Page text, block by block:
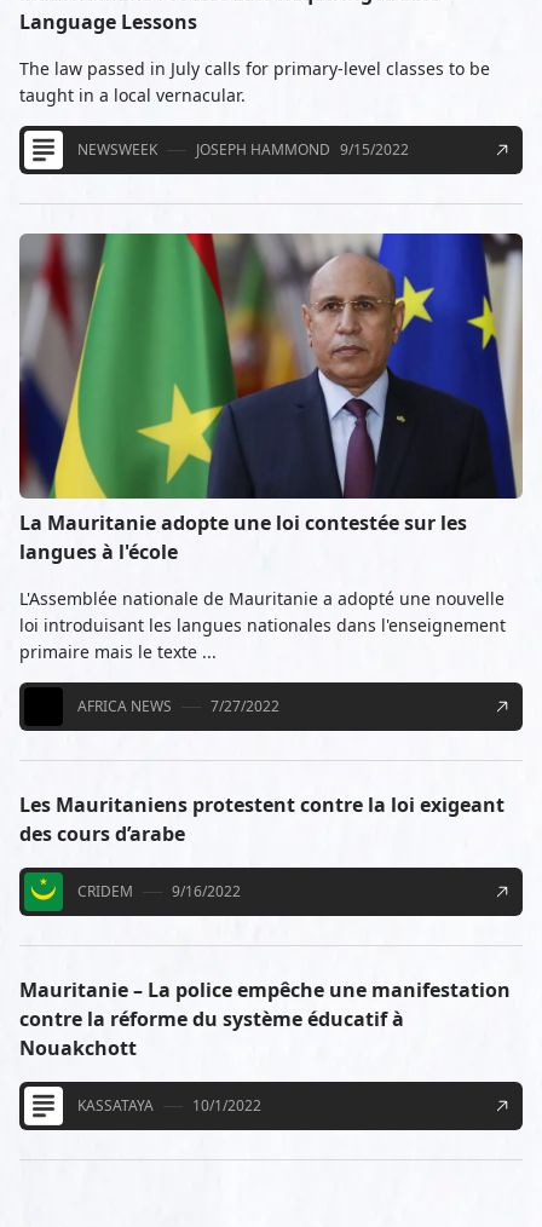
Language Lessons
The law passed in July calls for primary-level classes to be
taught in a local vernacular.
NEWSWEEK JOSEPH HAMMOND 9/15/2022
La Mauritanie adopte une loi contestée sur les
langues à l'école
L'Assemblée nationale de Mauritanie a adopté une nouvelle
loi introduisant les langues nationales dans l'enseignement
primaire mais le texte ...
AFRICA NEWS 7/27/2022
Les Mauritaniens protestent contre la loi exigeant
des cours d’arabe
CRIDEM 9/16/2022
Mauritanie – La police empêche une manifestation
contre la réforme du système éducatif à
Nouakchott
KASSATAYA 10/1/2022